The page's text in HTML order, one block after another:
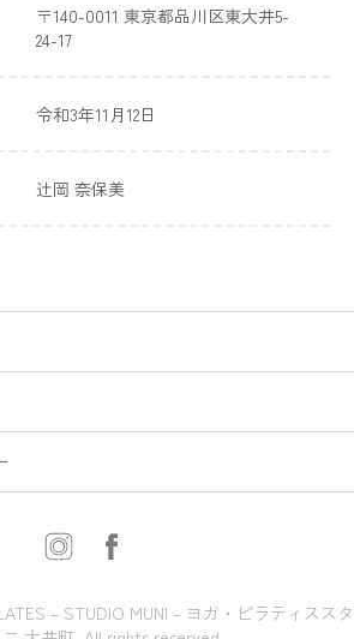
〒140-0011 東京都品川区東大井5-
24-17
令和3年11月12日
辻岡 奈保美
– STUDIO MUNI – ヨガ・ピラティススタ